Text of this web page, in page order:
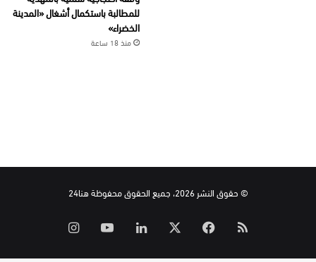
للمطالبة باستكمال أشغال «المدينة
الخضراء»
منذ 18 ساعة
© حقوق النشر 2026، جميع الحقوق محفوظة هنا24
ملخص
فيسبوك لينكدإن ‫YouTube